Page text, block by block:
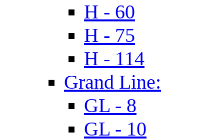
H - 60
H - 75
H - 114
Grand Line:
GL - 8
GL - 10